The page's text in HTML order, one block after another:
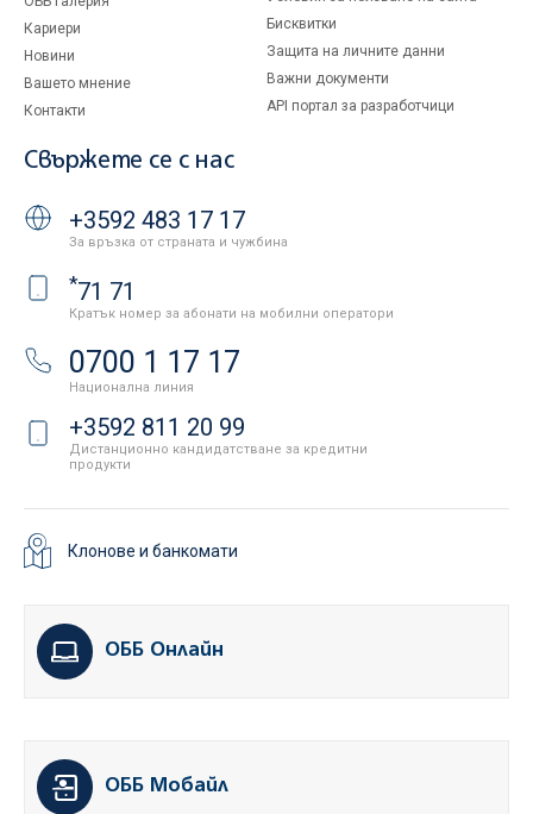
Кариери
Новини
Вашето мнение
Контакти
Бисквитки
Защита на личните данни
Важни документи
API портал за разработчици
Свържете се с нас
+3592 483 17 17
За връзка от страната и чужбина
*71 71
Кратък номер за абонати на мобилни оператори
0700 1 17 17
Национална линия
+3592 811 20 99
Дистанционно кандидатстване за кредитни
продукти
Клонове и банкомати
ОББ Онлайн
ОББ Мобайл